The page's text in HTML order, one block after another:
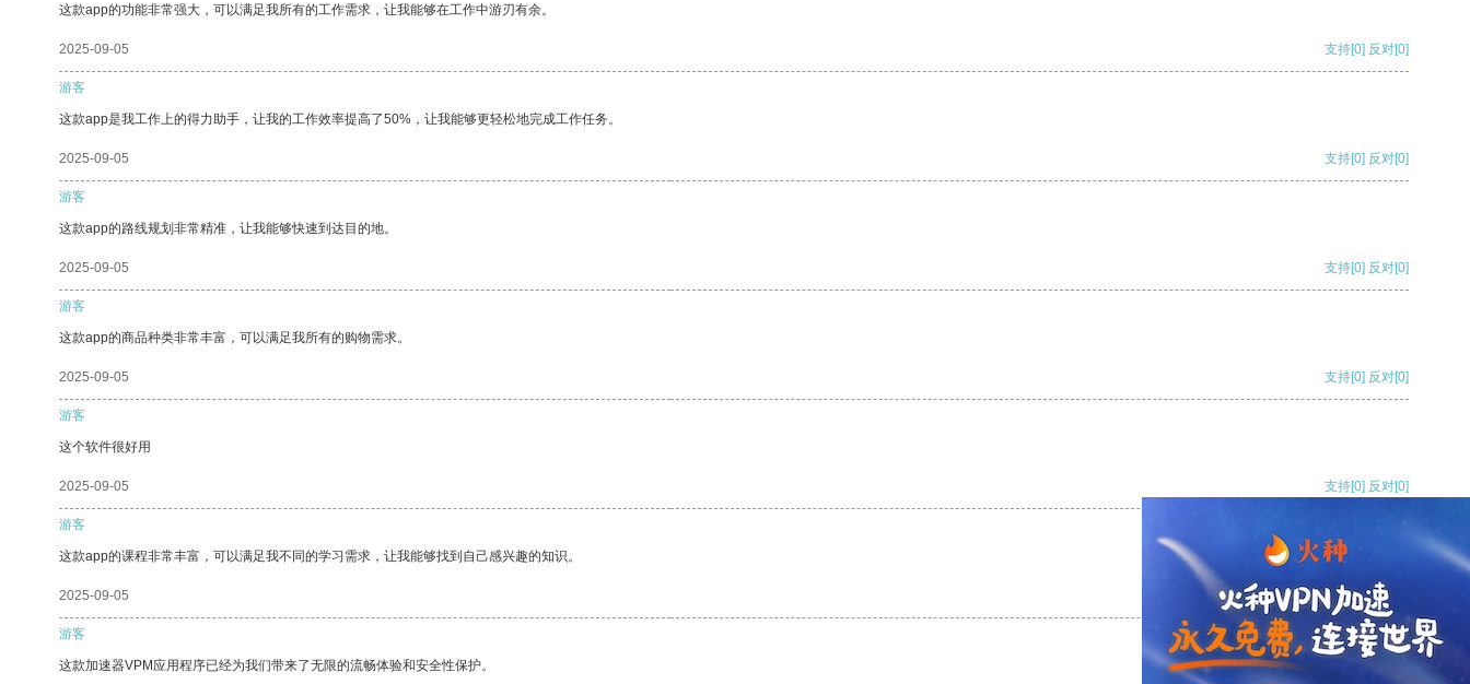
这款app的功能非常强大，可以满足我所有的工作需求，让我能够在工作中游刃有余。
2025-09-05 支持[0] 反对[0]
游客
这款app是我工作上的得力助手，让我的工作效率提高了50%，让我能够更轻松地完成工作任务。
2025-09-05 支持[0] 反对[0]
游客
这款app的路线规划非常精准，让我能够快速到达目的地。
2025-09-05 支持[0] 反对[0]
游客
这款app的商品种类非常丰富，可以满足我所有的购物需求。
2025-09-05 支持[0] 反对[0]
游客
这个软件很好用
2025-09-05 支持[0] 反对[0]
游客
这款app的课程非常丰富，可以满足我不同的学习需求，让我能够找到自己感兴趣的知识。
2025-09-05 支持[0] 反对
游客
这款加速器VPM应用程序已经为我们带来了无限的流畅体验和安全性保护。